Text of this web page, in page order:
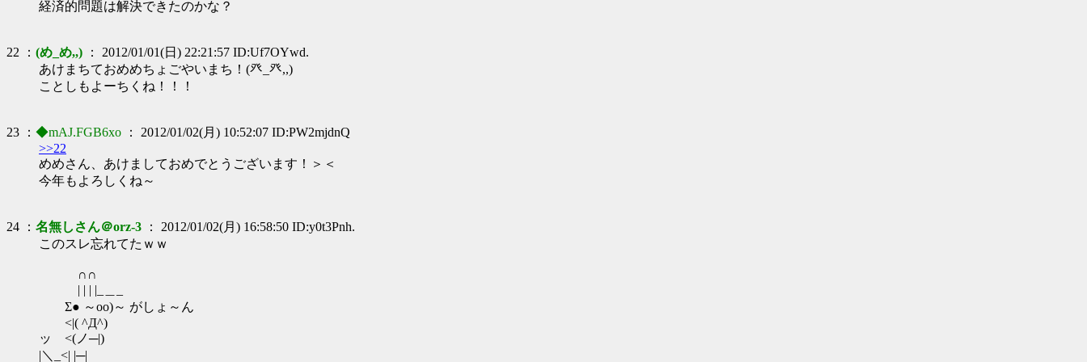
経済的問題は解決できたのかな？
22 ： (め_め,,) ： 2012/01/01(日) 22:21:57 ID:Uf7OYwd.
あけまちておめめちょごやいまち！(癶_癶,,)
ことしもよーちくね！！！
23 ： ◆mAJ.FGB6xo ： 2012/01/02(月) 10:52:07 ID:PW2mjdnQ
>>22
めめさん、あけましておめでとうございます！＞＜
今年もよろしくね～
24 ： 名無しさん＠orz-3 ： 2012/01/02(月) 16:58:50 ID:y0t3Pnh.
このスレ忘れてたｗｗ
∩∩
| | | |_＿_
Σ● ～oo)～ がしょ～ん
<|( ^Д^)
ッ <(ノ─|)
|＼_<| |─|